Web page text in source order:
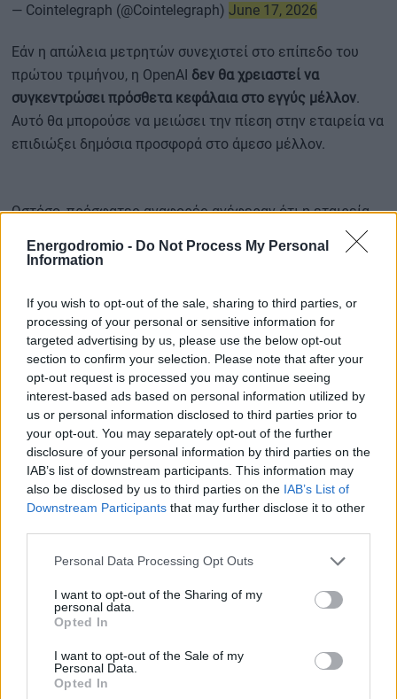
Energodromio - Do Not Process My Personal
Information
If you wish to opt-out of the sale, sharing to third parties, or
processing of your personal or sensitive information for
targeted advertising by us, please use the below opt-out
section to confirm your selection. Please note that after your
opt-out request is processed you may continue seeing
interest-based ads based on personal information utilized by
us or personal information disclosed to third parties prior to
your opt-out. You may separately opt-out of the further
disclosure of your personal information by third parties on the
IAB’s list of downstream participants. This information may
also be disclosed by us to third parties on the IAB’s List of
Downstream Participants that may further disclose it to other
Personal Data Processing Opt Outs
I want to opt-out of the Sharing of my
personal data.
Opted In
I want to opt-out of the Sale of my
Personal Data.
Opted In
— Cointelegraph (@Cointelegraph) June 17, 2026
Εάν η απώλεια μετρητών συνεχιστεί στο επίπεδο του
πρώτου τριμήνου, η OpenAI δεν θα χρειαστεί να
συγκεντρώσει πρόσθετα κεφάλαια στο εγγύς μέλλον.
Αυτό θα μπορούσε να μειώσει την πίεση στην εταιρεία να
επιδιώξει δημόσια προσφορά στο άμεσο μέλλον.
Ωστόσο, πρόσφατες αναφορές ανέφεραν ότι η εταιρεία
τεχνητής νοημοσύνης για να ανταγωνιστεί καλύτερα τον
βλάψει περαιτέρω τα οικονομικά της εταιρείας, ειδικά
δεδομένου ότι δεν έχει ακόμη καταγράψει κέρδη.
Περισσότερες ειδήσεις
«Σπάει τα κοντέρ» το ChatGPT – Πάνω από 1 δισ. ενεργοί
χρήστες μηνιαίως σε χρόνο ρεκόρ
S. Altman (OpenAI): Οι θέσεις εργασίες δεν διατρέχουν
κίνδυνο από την ανάπτυξη της τεχνητής νοημοσύνης
πρόσβαση σε μοντέλα ΑΙ
#Anthropic